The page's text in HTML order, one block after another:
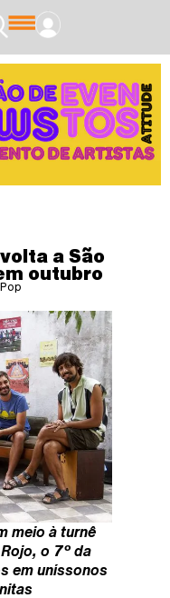
a São
outubro
meio à turnê
o 7º da
em uníssonos